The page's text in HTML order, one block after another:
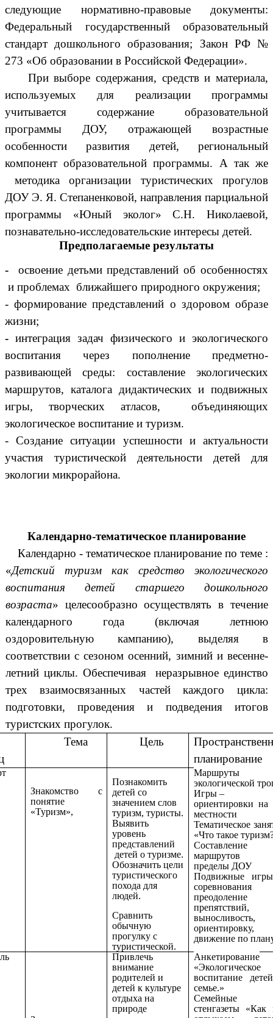
следующие нормативно-правовые документы:
Федеральный государственный образовательный
стандарт дошкольного образования; Закон РФ №
273 «Об образовании в Российской Федерации».
При выборе содержания, средств и материала,
используемых для реализации программы
учитывается содержание образовательной
программы ДОУ, отражающей возрастные
особенности развития детей, региональный
компонент образовательной программы. А так же
методика организации туристических прогулов
ДОУ Э. Я. Степаненковой, направления парциальной
программы «Юный эколог» С.Н. Николаевой,
познавательно-исследовательские интересы детей.
Предполагаемые результаты
- освоение детьми представлений об особенностях
и проблемах ближайшего природного окружения;
- формирование представлений о здоровом образе
жизни;
- интеграция задач физического и экологического
воспитания через пополнение предметно-
развивающей среды: составление экологических
маршрутов, каталога дидактических и подвижных
игры, творческих атласов, объединяющих
экологическое воспитание и туризм.
- Создание ситуации успешности и актуальности
участия туристической деятельности детей для
экологии микрорайона.
Календарно-тематическое планирование
Календарно - тематическое планирование по теме :
«Детский туризм как средство экологического
воспитания детей старшего дошкольного
возраста» целесообразно осуществлять в течение
календарного года (включая летнюю
оздоровительную кампанию), выделяя в
соответствии с сезоном осенний, зимний и весенне-
летний циклы. Обеспечивая неразрывное единство
трех взаимосвязанных частей каждого цикла:
подготовки, проведения и подведения итогов
туристских прогулок.
Тема Цель
планирование
Знакомство с
понятие
«Туризм»,
Познакомить
детей со
значением слов
туризм, туристы.
Выявить
уровень
представлений
детей о туризме.
Обозначить цели
туристического
похода для
людей.
Сравнить
обычную
прогулку с
туристической.
Маршруты
экологической
Игры –
ориентировки на
местности
Тематическое
«Что такое
Составление
маршрутов
пределы ДОУ
Подвижные
соревнования
преодоление
препятствий,
выносливость,
ориентировку,
движение по
Привлечь
внимание
родителей и
детей к культуре
отдыха на
природе
Анкетирование
«Экологическое
воспитание
семье.»
Семейные
стенгазеты